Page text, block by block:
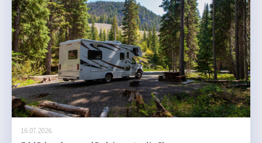
16.07.2026.